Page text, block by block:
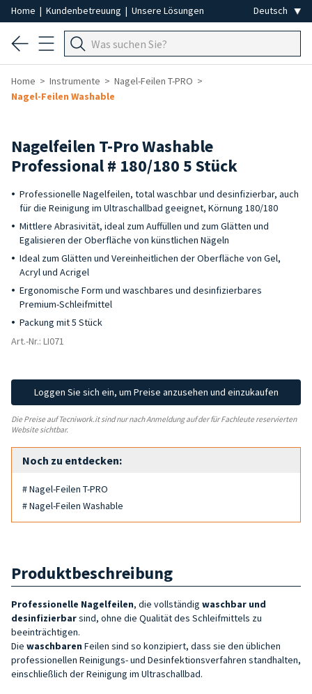
Home | Kundenbetreuung | Unsere Lösungen
Home Instrumente
Nagel-Feilen T-PRO
Nagel-Feilen Washable
Nagelfeilen T-Pro Washable
Professional # 180/180 5 Stück
Professionelle Nagelfeilen, total waschbar und desinfizierbar, auch
für die Reinigung im Ultraschallbad geeignet, Körnung 180/180
Mittlere Abrasivität, ideal zum Auffüllen und zum Glätten und
Egalisieren der Oberfläche von künstlichen Nägeln
Ideal zum Glätten und Vereinheitlichen der Oberfläche von Gel,
Acryl und Acrigel
Ergonomische Form und waschbares und desinfizierbares
Premium-Schleifmittel
Packung mit 5 Stück
Art.-Nr.: LI071
Loggen Sie sich ein, um Preise anzusehen und einzukaufen
Die Preise auf Tecniwork.it sind nur nach Anmeldung auf der für Fachleute reservierten
Website sichtbar.
Noch zu entdecken:
# Nagel-Feilen T-PRO
# Nagel-Feilen Washable
Produktbeschreibung
Professionelle Nagelfeilen, die vollständig waschbar und
desinfizierbarsind, ohne die Qualität des Schleifmittels zu
beeinträchtigen.
Die waschbaren Feilen sind so konzipiert, dass sie den üblichen
professionellen Reinigungs- und Desinfektionsverfahren standhalten,
einschließlich der Reinigung im Ultraschallbad.